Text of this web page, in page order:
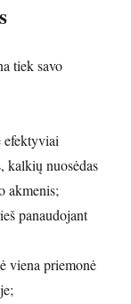
tiek savo
efektyviai
kalkių nuosėdas
akmenis;
panaudojant
viena priemonė